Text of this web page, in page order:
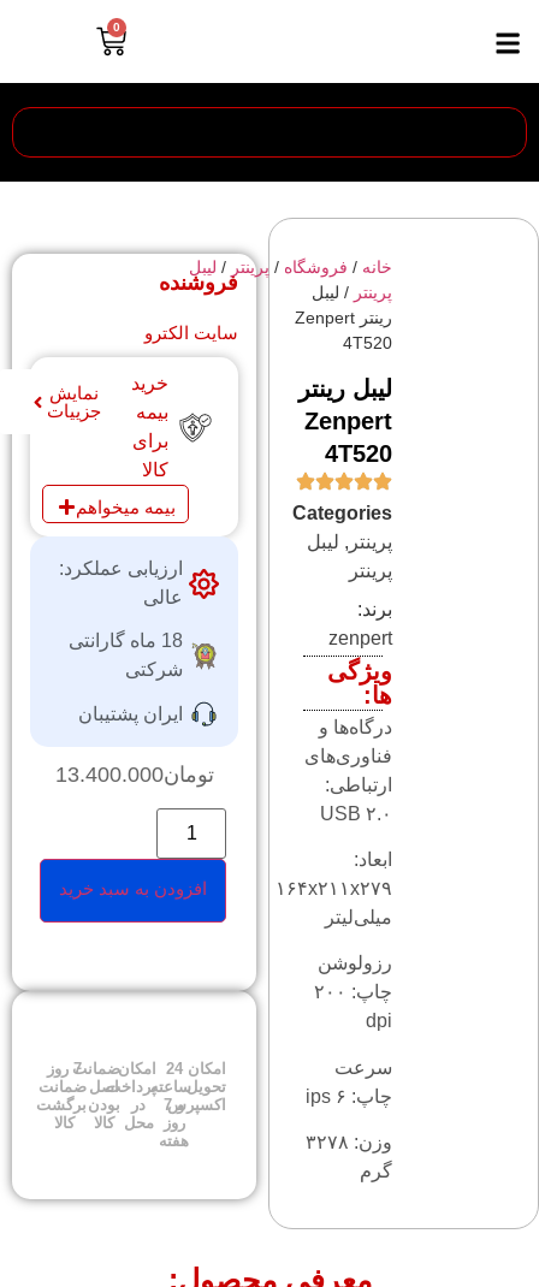
0
فروشنده
سایت الکترو
خرید
بیمه
برای
کالا
نمایش
جزییات
بیمه میخواهم
ارزیابی عملکرد:
عالی
18 ماه گارانتی
شرکتی
ایران پشتیبان
تومان13.400.000
افزودن به سبد خرید
امکان
تحویل
اکسپرس
24
ساعته
و 7
روز
هفته
امکان
پرداخت
در
محل
ضمانت
اصل
بودن
کالا
7 روز
ضمانت
برگشت
کالا
خانه / فروشگاه / پرینتر / ليبل
پرينتر / لیبل
رینتر Zenpert
4T520
لیبل رینتر
Zenpert
4T520
Categories
پرینتر , ليبل
پرينتر
برند:
zenpert
ویژگی
ها:
درگاه‌ها و
فناوری‌های
ارتباطی:
USB ۲.۰
ابعاد:
۱۶۴x۲۱۱x۲۷۹
میلی‌لیتر
رزولوشن
چاپ: ۲۰۰
dpi
سرعت
چاپ: ۶ ips
وزن: ۳۲۷۸
گرم
معرفی محصول: